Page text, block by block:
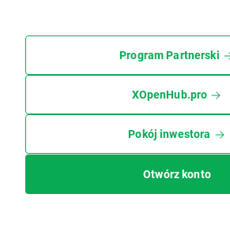
Program Partnerski
XOpenHub.pro
Pokój inwestora
Otwórz konto